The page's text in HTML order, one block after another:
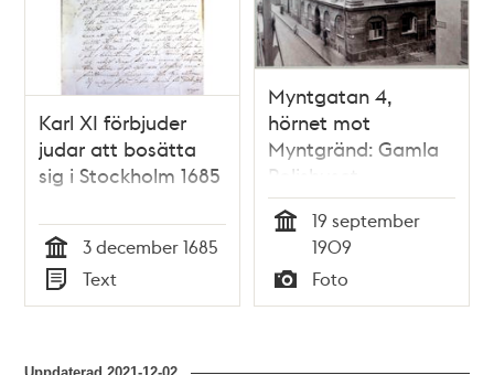
Karl XI förbjuder
judar att bosätta
sig i Stockholm 1685
Tid
3 december 1685
Typ
Text
Myntgatan 4,
hörnet mot
Myntgränd: Gamla
Polishuset
19 september
1909
Typ
Foto